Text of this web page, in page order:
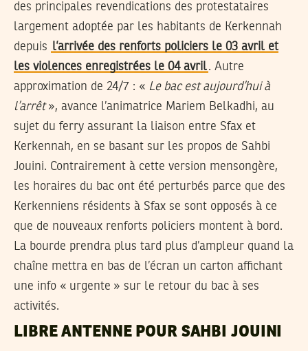
des principales revendications des protestataires
largement adoptée par les habitants de Kerkennah
depuis l’arrivée des renforts policiers le 03 avril et
les violences enregistrées le 04 avril. Autre
approximation de 24/7 : « Le bac est aujourd’hui à
l’arrêt», avance l’animatrice Mariem Belkadhi, au
sujet du ferry assurant la liaison entre Sfax et
Kerkennah, en se basant sur les propos de Sahbi
Jouini. Contrairement à cette version mensongère,
les horaires du bac ont été perturbés parce que des
Kerkenniens résidents à Sfax se sont opposés à ce
que de nouveaux renforts policiers montent à bord.
La bourde prendra plus tard plus d’ampleur quand la
chaîne mettra en bas de l’écran un carton affichant
une info « urgente » sur le retour du bac à ses
activités.
LIBRE ANTENNE POUR SAHBI JOUINI